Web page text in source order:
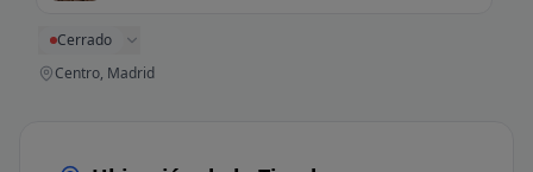
Cerrado
Centro, Madrid